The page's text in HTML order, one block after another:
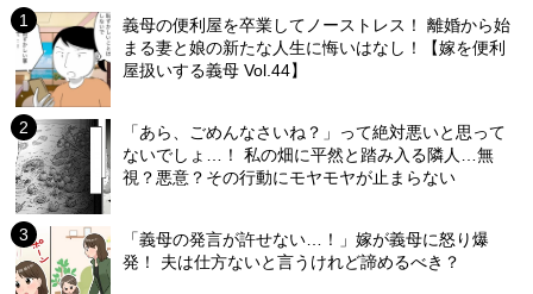
義母の便利屋を卒業してノーストレス！ 離婚から始
まる妻と娘の新たな人生に悔いはなし！【嫁を便利
屋扱いする義母 Vol.44】
「あら、ごめんなさいね？」って絶対悪いと思って
ないでしょ…！ 私の畑に平然と踏み入る隣人…無
視？悪意？その行動にモヤモヤが止まらない
「義母の発言が許せない…！」嫁が義母に怒り爆
発！ 夫は仕方ないと言うけれど諦めるべき？